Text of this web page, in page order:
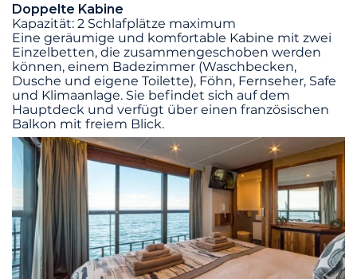
Doppelte Kabine
Kapazität: 2 Schlafplätze maximum
Eine geräumige und komfortable Kabine mit zwei
Einzelbetten, die zusammengeschoben werden
können, einem Badezimmer (Waschbecken,
Dusche und eigene Toilette), Föhn, Fernseher, Safe
und Klimaanlage. Sie befindet sich auf dem
Hauptdeck und verfügt über einen französischen
Balkon mit freiem Blick.